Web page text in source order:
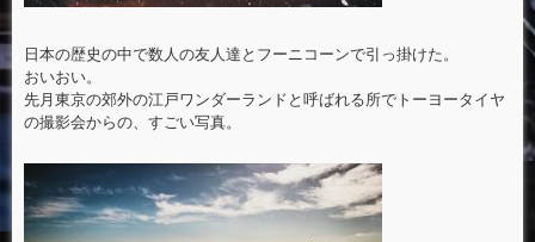
日本の歴史の中で数人の友人達とフーニコーンで引っ掛けた。
おいおい。
先月東京の郊外の江戸ワンダーランドと呼ばれる所でトーヨータイヤ
の撮影会からの、すごい写真。